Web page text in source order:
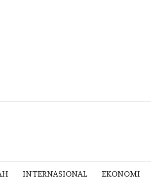
INTERNASIONAL EKONOMI